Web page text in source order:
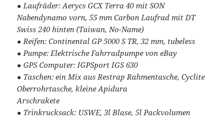
● Laufräder: Aerycs GCX Terra 40 mit SON
Nabendynamo vorn, 55 mm Carbon Laufrad mit DT
Swiss 240 hinten (Taiwan, No-Name)
● Reifen: Continental GP 5000 S TR, 32 mm, tubeless
● Pumpe: Elektrische Fahrradpumpe von eBay
● GPS Computer: IGPSport IGS 630
● Taschen: ein Mix aus Restrap Rahmentasche, Cyclite
Oberrohrtasche, kleine Apidura
Arschrakete
● Trinkrucksack: USWE, 3l Blase, 5l Packvolumen